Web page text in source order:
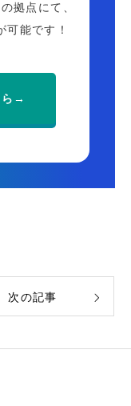
拠点にて、
能です！
ら→
次の記事